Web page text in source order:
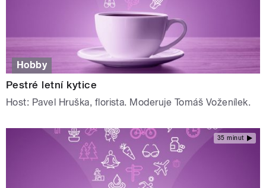
Hobby
Pestré letní kytice
Host: Pavel Hruška, florista. Moderuje Tomáš Voženílek.
35 minut